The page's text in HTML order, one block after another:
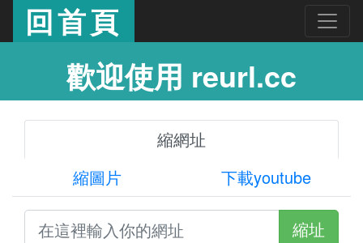
回首頁
歡迎使用 reurl.cc
縮網址
縮圖片
下載youtube
縮址